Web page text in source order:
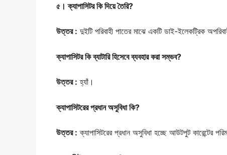
৫। ক্যাপাসিটর কি দিয়ে তৈরি?
উত্তর : দুইটি পরিবাহী পাতের মাঝে একটি ডাই-ইলেকট্রিক
ক্যাপাসিটর কি ব্যাটারি হিসেবে ব্যবহার করা সম্ভব?
উত্তর : হ্যাঁ।
ক্যাপাসিটরের প্রধান অসুবিধা কি?
উত্তর : ক্যাপাসিটরের প্রধান অসুবিধা হচ্ছে আউটপুট কারেন্টের